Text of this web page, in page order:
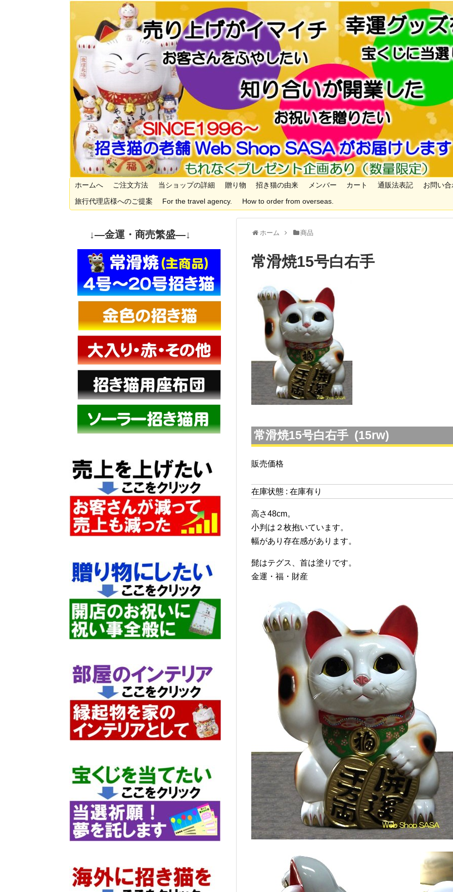
ホームへ ご注文方法 当ショップの詳細 贈り物 招き猫の由来 メンバー カート 通販法表記
お問い合
旅行代理店様へのご提案
For the travel agency. How to order from overseas.
ホーム 商品
常滑焼15号白右手
常滑焼15号白右手 (15rw)
販売価格
在庫状態 : 在庫有り
高さ48cm。
小判は２枚抱いています。
幅があり存在感があります。
髭はテグス、首は塗りです。
金運・福・財産
↓—金運・商売繁盛—↓